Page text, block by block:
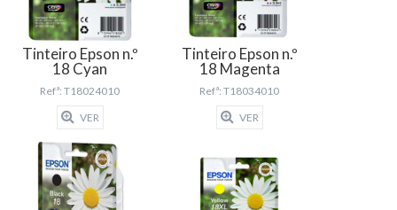
Tinteiro Epson n.º
18 Cyan
Refª: T18024010
VER
Tinteiro Epson n.º
18 Magenta
Refª: T18034010
VER